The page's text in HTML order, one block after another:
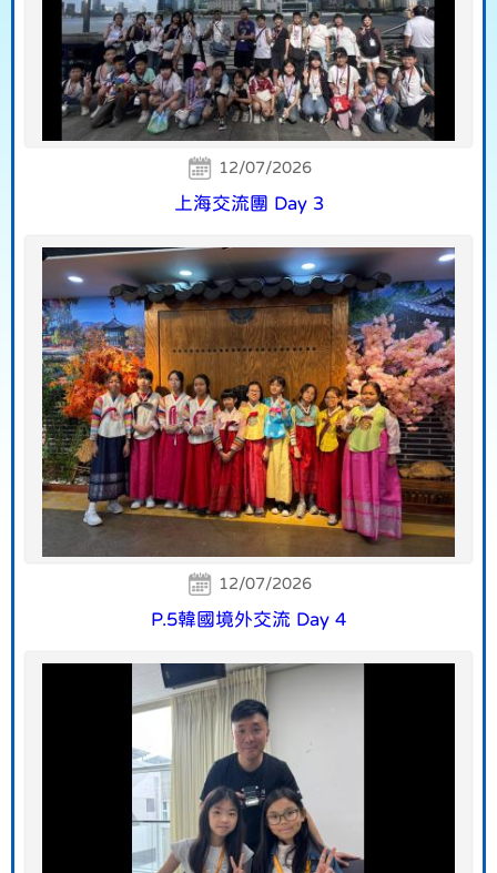
12/07/2026
上海交流團 Day 3
12/07/2026
P.5韓國境外交流 Day 4